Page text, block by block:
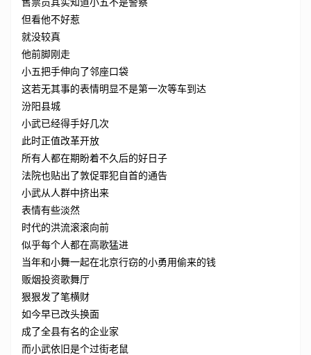
但看他不好惹
就没较真
他前脚刚走
小五把手伸向了邻座口袋
这若无其事的表情明显不是第一次等车到达
汾阳县城
小武已经得手好几次
此时正值改革开放
所有人都在期盼着不久后的好日子
法院也贴出了敦促罪犯自首的通告
小武从人群中挤出来
表情有些淡然
时代的洪流滚滚向前
似乎每个人都在高歌猛进
当年和小舞一起在北京行窃的小勇用偷来的钱
贩烟投资歌舞厅
狠狠发了笔横财
如今早已改头换面
成了全县有名的企业家
而小武依旧是个过街老鼠